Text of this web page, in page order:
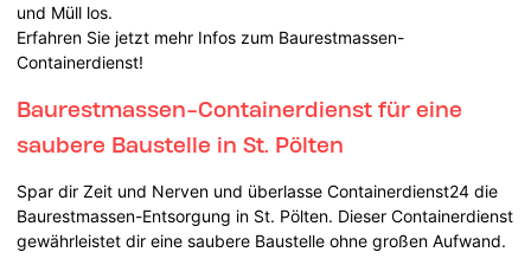
und Müll los.
Erfahren Sie jetzt mehr Infos zum Baurestmassen-
Containerdienst!
Baurestmassen-Containerdienst für eine
saubere Baustelle in St. Pölten
Spar dir Zeit und Nerven und überlasse Containerdienst24 die
Baurestmassen-Entsorgung in St. Pölten. Dieser Containerdienst
gewährleistet dir eine saubere Baustelle ohne großen Aufwand.